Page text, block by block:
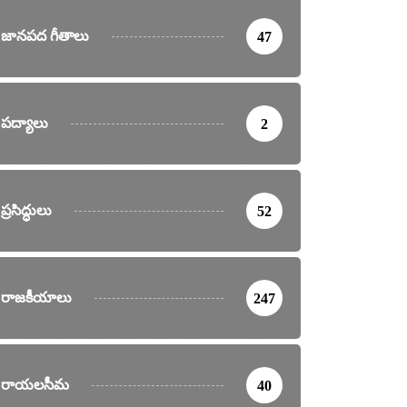
బలువు – పెదతిరుమలయ్య సంకీర్తన
June 2, 2019
జానపద గీతాలు 47
పద్యాలు 2
ప్రసిద్ధులు 52
రాజకీయాలు 247
రాయలసీమ 40